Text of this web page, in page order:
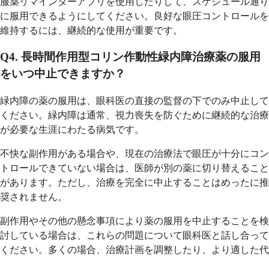
に服用できるようにしてください。良好な眼圧コントロールを
維持するには、継続的な使用が重要です。
Q4. 長時間作用型コリン作動性緑内障治療薬の服用
をいつ中止できますか？
緑内障の薬の服用は、眼科医の直接の監督の下でのみ中止して
ください。緑内障は通常、視力喪失を防ぐために継続的な治療
が必要な生涯にわたる病気です。
不快な副作用がある場合や、現在の治療法で眼圧が十分にコン
トロールできていない場合は、医師が別の薬に切り替えること
があります。ただし、治療を完全に中止することはめったに推
奨されません。
副作用やその他の懸念事項により薬の服用を中止することを検
討している場合は、これらの問題について眼科医と話し合って
ください。多くの場合、治療計画を調整したり、より適した代